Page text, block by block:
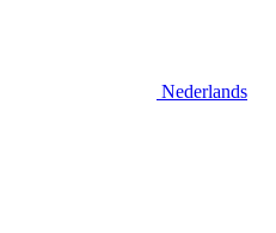
Nederlands